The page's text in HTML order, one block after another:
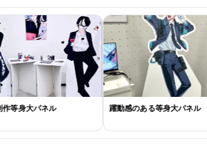
パネル 躍動感のある等身大パネル